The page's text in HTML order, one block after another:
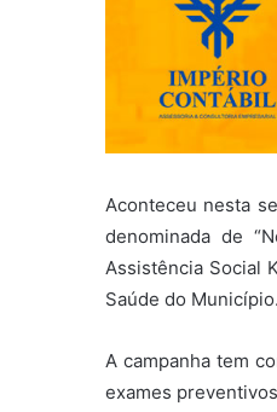
Aconteceu nesta
denominada de
Assistência Social
Saúde do Município.
A campanha tem
exames